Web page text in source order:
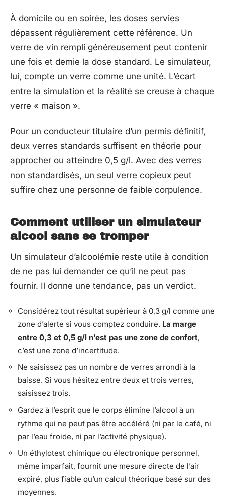
À domicile ou en soirée, les doses servies
dépassent régulièrement cette référence. Un
verre de vin rempli généreusement peut contenir
une fois et demie la dose standard. Le simulateur,
lui, compte un verre comme une unité. L’écart
entre la simulation et la réalité se creuse à chaque
verre « maison ».
Pour un conducteur titulaire d’un permis définitif,
deux verres standards suffisent en théorie pour
approcher ou atteindre 0,5 g/l. Avec des verres
non standardisés, un seul verre copieux peut
suffire chez une personne de faible corpulence.
Comment utiliser un simulateur
alcool sans se tromper
Un simulateur d’alcoolémie reste utile à condition
de ne pas lui demander ce qu’il ne peut pas
fournir. Il donne une tendance, pas un verdict.
Considérez tout résultat supérieur à 0,3 g/l comme une
zone d’alerte si vous comptez conduire. La marge
entre 0,3 et 0,5 g/l n’est pas une zone de confort,
c’est une zone d’incertitude.
Ne saisissez pas un nombre de verres arrondi à la
baisse. Si vous hésitez entre deux et trois verres,
saisissez trois.
Gardez à l’esprit que le corps élimine l’alcool à un
rythme qui ne peut pas être accéléré (ni par le café, ni
par l’eau froide, ni par l’activité physique).
Un éthylotest chimique ou électronique personnel,
même imparfait, fournit une mesure directe de l’air
expiré, plus fiable qu’un calcul théorique basé sur des
moyennes.